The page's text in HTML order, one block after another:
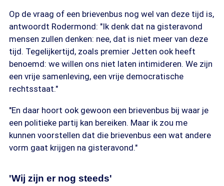
Op de vraag of een brievenbus nog wel van deze tijd is,
antwoordt Rodermond: "Ik denk dat na gisteravond
mensen zullen denken: nee, dat is niet meer van deze
tijd. Tegelijkertijd, zoals premier Jetten ook heeft
benoemd: we willen ons niet laten intimideren. We zijn
een vrije samenleving, een vrije democratische
rechtsstaat."
"En daar hoort ook gewoon een brievenbus bij waar je
een politieke partij kan bereiken. Maar ik zou me
kunnen voorstellen dat die brievenbus een wat andere
vorm gaat krijgen na gisteravond."
'Wij zijn er nog steeds'